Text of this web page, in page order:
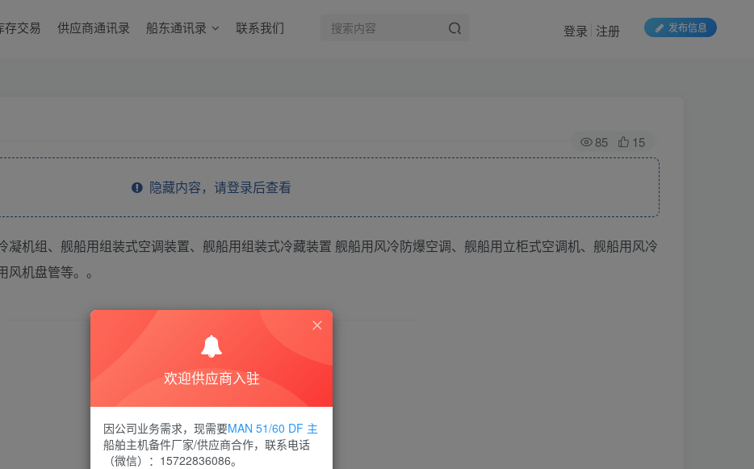
存交易 供应商通讯录 船东通讯录 联系我们 发布信息
登录 注册
85 15
隐藏内容，请登录后查看
凝机组、舰船用组装式空调装置、舰船用组装式冷藏装置 舰船用风冷防爆空调、舰船用立柜式空调机、舰船用风冷
机盘管等。。
欢迎供应商入驻
因公司业务需求，现需要MAN 51/60 DF 主
船舶主机备件厂家/供应商合作，联系电话
（微信）：15722836086。